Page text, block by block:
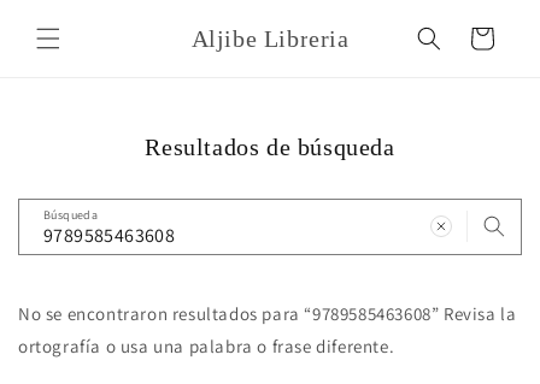
directamente
al contenido
Aljibe Libreria Carrito
Resultados de búsqueda
Búsqueda
No se encontraron resultados para “9789585463608” Revisa la
ortografía o usa una palabra o frase diferente.